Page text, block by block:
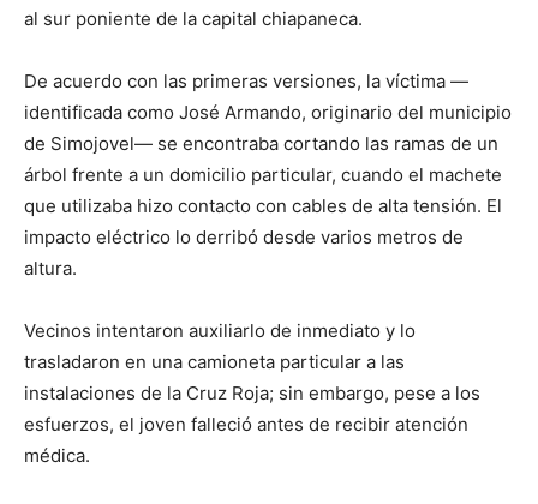
al sur poniente de la capital chiapaneca.
De acuerdo con las primeras versiones, la víctima —
identificada como José Armando, originario del municipio
de Simojovel— se encontraba cortando las ramas de un
árbol frente a un domicilio particular, cuando el machete
que utilizaba hizo contacto con cables de alta tensión. El
impacto eléctrico lo derribó desde varios metros de
altura.
Vecinos intentaron auxiliarlo de inmediato y lo
trasladaron en una camioneta particular a las
instalaciones de la Cruz Roja; sin embargo, pese a los
esfuerzos, el joven falleció antes de recibir atención
médica.